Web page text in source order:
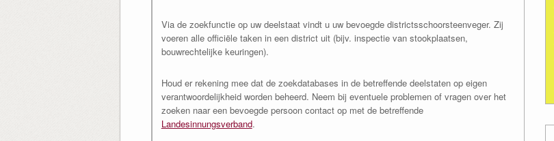
Via de zoekfunctie op uw deelstaat vindt u uw bevoegde districtsschoorsteenveger. Zij
voeren alle officiële taken in een district uit (bijv. inspectie van stookplaatsen,
bouwrechtelijke keuringen).
Houd er rekening mee dat de zoekdatabases in de betreffende deelstaten op eigen
verantwoordelijkheid worden beheerd. Neem bij eventuele problemen of vragen over het
zoeken naar een bevoegde persoon contact op met de betreffende
Landesinnungsverband.